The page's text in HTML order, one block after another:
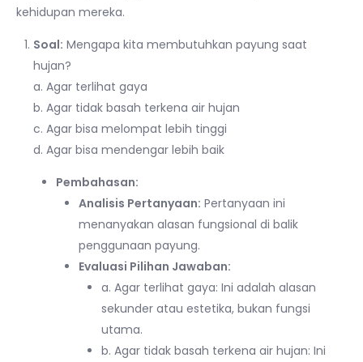
kehidupan mereka.
Soal: Mengapa kita membutuhkan payung saat
hujan?
a. Agar terlihat gaya
b. Agar tidak basah terkena air hujan
c. Agar bisa melompat lebih tinggi
d. Agar bisa mendengar lebih baik
Pembahasan:
Analisis Pertanyaan: Pertanyaan ini
menanyakan alasan fungsional di balik
penggunaan payung.
Evaluasi Pilihan Jawaban:
a. Agar terlihat gaya: Ini adalah alasan
sekunder atau estetika, bukan fungsi
utama.
b. Agar tidak basah terkena air hujan: Ini